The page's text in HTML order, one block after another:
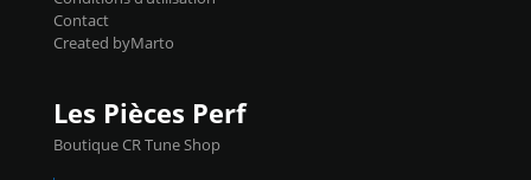
Contact
Created byMarto
Les Pièces Perf
Boutique CR Tune Shop